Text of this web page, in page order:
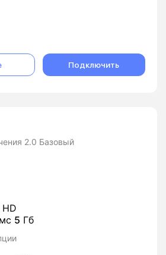
Подключить
2.0 Базовый
HD
5 Гб